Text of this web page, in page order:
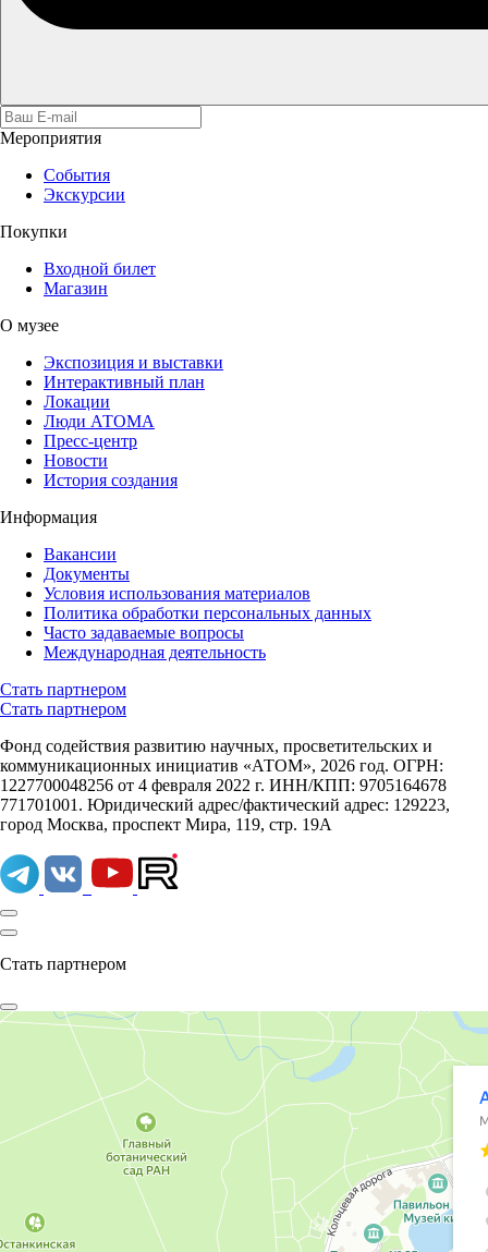
Мероприятия
События
Экскурсии
Покупки
Входной билет
Магазин
О музее
Экспозиция и выставки
Интерактивный план
Локации
Люди АТОМА
Пресс-центр
Новости
История создания
Информация
Вакансии
Документы
Условия использования материалов
Политика обработки персональных данных
Часто задаваемые вопросы
Международная деятельность
Стать партнером
Стать партнером
Фонд содействия развитию научных, просветительских и
коммуникационных инициатив «АТОМ», 2026 год. ОГРН:
1227700048256 от 4 февраля 2022 г. ИНН/КПП: 9705164678
771701001. Юридический адрес/фактический адрес: 129223,
город Москва, проспект Мира, 119, стр. 19А
Стать партнером